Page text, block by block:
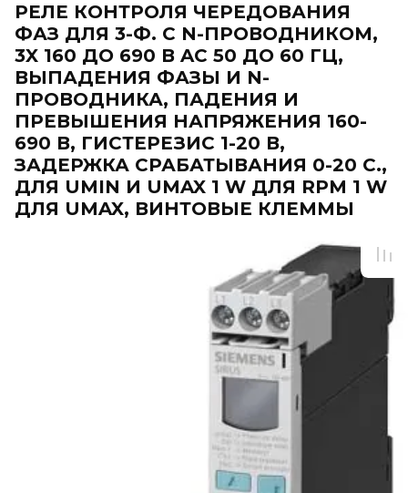
РЕЛЕ КОНТРОЛЯ ЧЕРЕДОВАНИЯ
ФАЗ ДЛЯ 3-Ф. С N-ПРОВОДНИКОМ,
3X 160 ДО 690 В AC 50 ДО 60 ГЦ,
ВЫПАДЕНИЯ ФАЗЫ И N-
ПРОВОДНИКА, ПАДЕНИЯ И
ПРЕВЫШЕНИЯ НАПРЯЖЕНИЯ 160-
690 В, ГИСТЕРЕЗИС 1-20 В,
ЗАДЕРЖКА СРАБАТЫВАНИЯ 0-20 С.,
ДЛЯ UMIN И UMAX 1 W ДЛЯ RPM 1 W
ДЛЯ UMAX, ВИНТОВЫЕ КЛЕММЫ